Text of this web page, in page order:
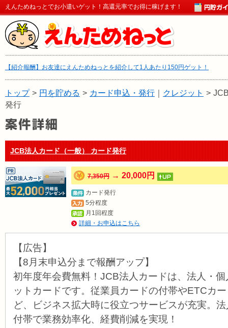
えんためねっとでお小遣いゲット！高還元率でお得に稼げます！
【紹介報酬】お友達にえんためねっとを紹介して1人あたり150円ゲット！
トップ > 円を貯める > カード申込・発行 クレジット >
発行
JCB法人カード（一般） カード発行
7,350円 → 20,000円
カード発行
5分程度
月1回程度
詳細・お申込はこちら
【広告】
【8月末申込分まで報酬アップ】
初年度年会費無料！JCB法人カードは、法人・
ットカードです。従業員カードの付帯やETCカ
ど、ビジネス拡大時に役立つサービスが充実。
付帯で業務効率化、経費削減を実現！